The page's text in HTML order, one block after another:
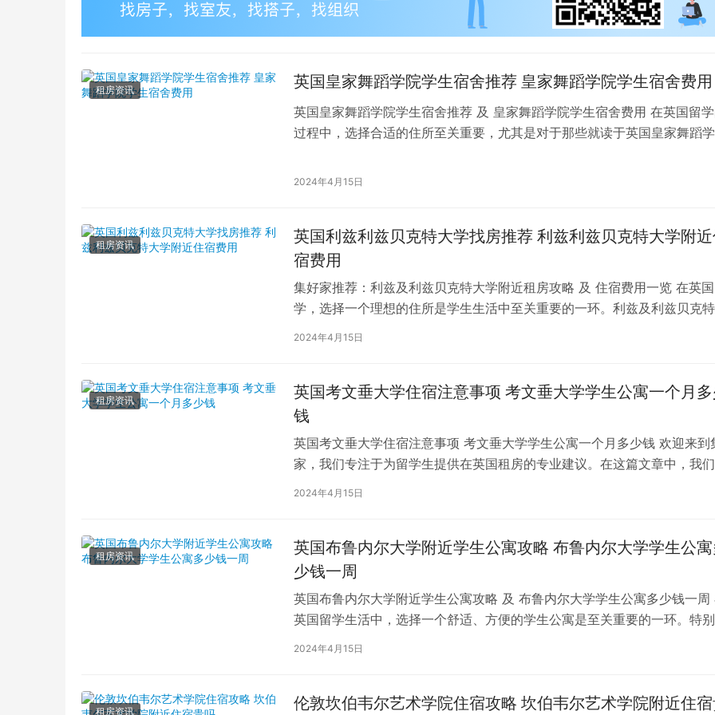
租房资讯 英国皇家舞蹈学院学生宿舍推荐 皇家舞蹈学院学生宿舍费用
英国皇家舞蹈学院学生宿舍推荐 及 皇家舞蹈学院学生宿舍费用 在英国留
过程中，选择合适的住所至关重要，尤其是对于那些就读于英国皇家舞蹈学
2024年4月15日
租房资讯
英国利兹利兹贝克特大学找房推荐 利兹利兹贝克特大学附
宿费用
集好家推荐：利兹及利兹贝克特大学附近租房攻略 及 住宿费用一览 在英
学，选择一个理想的住所是学生生活中至关重要的一环。利兹及利兹贝克特
学（以下简称利兹贝大）作为英国一所卓越的…
2024年4月15日
租房资讯
英国考文垂大学住宿注意事项 考文垂大学学生公寓一个月
钱
英国考文垂大学住宿注意事项 考文垂大学学生公寓一个月多少钱 欢迎来到
家，我们专注于为留学生提供在英国租房的专业建议。在这篇文章中，我们
深入探讨英国考文垂大学住宿的注意事项，以…
2024年4月15日
租房资讯
英国布鲁内尔大学附近学生公寓攻略 布鲁内尔大学学生公寓
少钱一周
英国布鲁内尔大学附近学生公寓攻略 及 布鲁内尔大学学生公寓多少钱一周
英国留学生活中，选择一个舒适、方便的学生公寓是至关重要的一环。特别
2024年4月15日
租房资讯 伦敦坎伯韦尔艺术学院住宿攻略 坎伯韦尔艺术学院附近住